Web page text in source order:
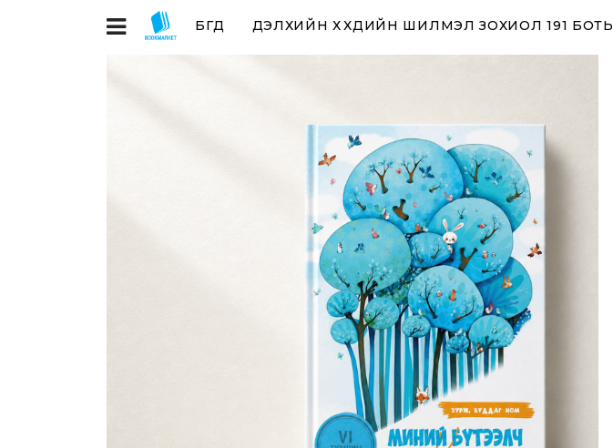
БҮГД ДЭЛХИЙН ХҮҮХДИЙН ШИЛМЭЛ ЗОХИОЛ 191 БОТЬ